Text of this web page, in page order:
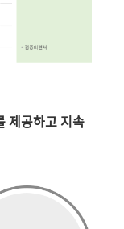
제공하고 지속